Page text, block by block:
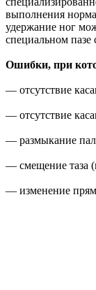
выполнения
удержание ног
специальном пазе
Ошибки, при
— отсутствие
— отсутствие
— размыкание
— смещение таза
— изменение